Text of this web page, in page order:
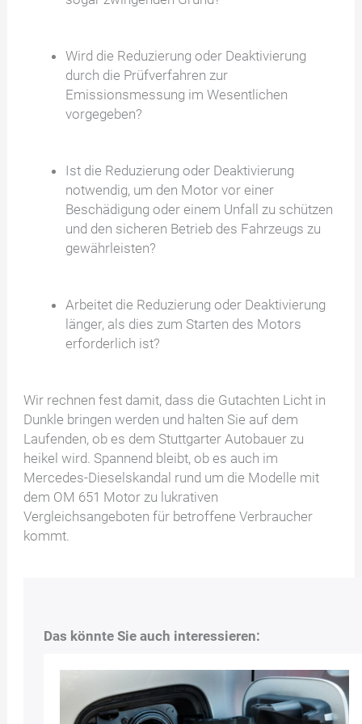
Wird die Reduzierung oder Deaktivierung
durch die Prüfverfahren zur
Emissionsmessung im Wesentlichen
vorgegeben?
Ist die Reduzierung oder Deaktivierung
notwendig, um den Motor vor einer
Beschädigung oder einem Unfall zu schützen
und den sicheren Betrieb des Fahrzeugs zu
gewährleisten?
Arbeitet die Reduzierung oder Deaktivierung
länger, als dies zum Starten des Motors
erforderlich ist?
Wir rechnen fest damit, dass die Gutachten Licht in
Dunkle bringen werden und halten Sie auf dem
Laufenden, ob es dem Stuttgarter Autobauer zu
heikel wird. Spannend bleibt, ob es auch im
Mercedes-Dieselskandal rund um die Modelle mit
dem OM 651 Motor zu lukrativen
Vergleichsangeboten für betroffene Verbraucher
kommt.
Das könnte Sie auch interessieren: